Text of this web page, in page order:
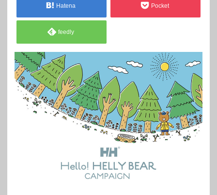
Hatena Pocket
feedly